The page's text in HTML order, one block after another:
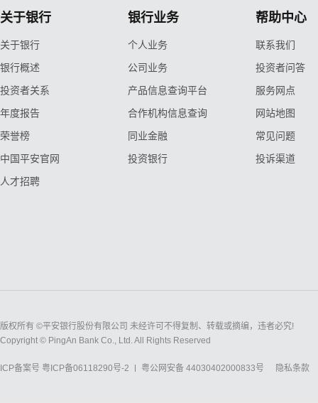
关于银行
关于银行
银行概述
投资者关系
年度报告
荣誉榜
中国平安官网
人才招聘
银行业务
个人业务
公司业务
产品信息查询平台
合作机构信息查询
同业金融
投资银行
帮助中心
联系我们
投资者问答
服务网点
网站地图
常见问题
投诉渠道
版权所有 ©平安银行股份有限公司 未经许可不得复制、转载或摘编，违者必究!
Copyright © PingAn Bank Co., Ltd. All Rights Reserved
ICP备案号 粤ICP备06118290号-2 粤公网安备 44030402000833号 隐私条款